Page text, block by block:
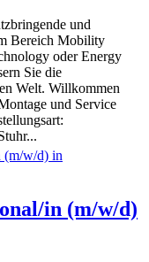
und
Bereich Mobility
oder Energy
Sie die
Welt. Willkommen
und Service
in (m/w/d)